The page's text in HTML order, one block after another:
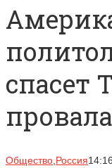
спасет
Общество Россия